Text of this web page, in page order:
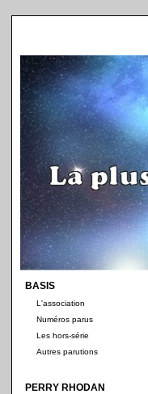
BASIS
L'association
Numéros parus
Les hors-série
Autres parutions
PERRY RHODAN